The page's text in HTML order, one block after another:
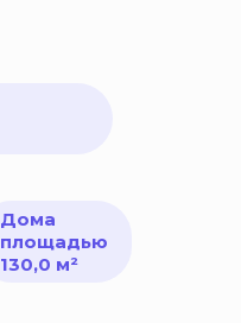
Дома
площадью
130,0 м²